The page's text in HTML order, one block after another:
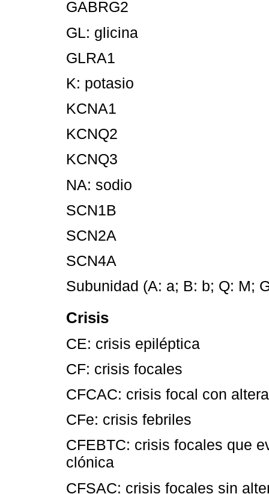
GABRG2
GL: glicina
GLRA1
K: potasio
KCNA1
KCNQ2
KCNQ3
NA: sodio
SCN1B
SCN2A
SCN4A
Subunidad (A: a; B: b; Q: M;
Crisis
CE: crisis epiléptica
CF: crisis focales
CFCAC: crisis focal con
CFe: crisis febriles
CFEBTC: crisis focales que
clónica
CFSAC: crisis focales sin